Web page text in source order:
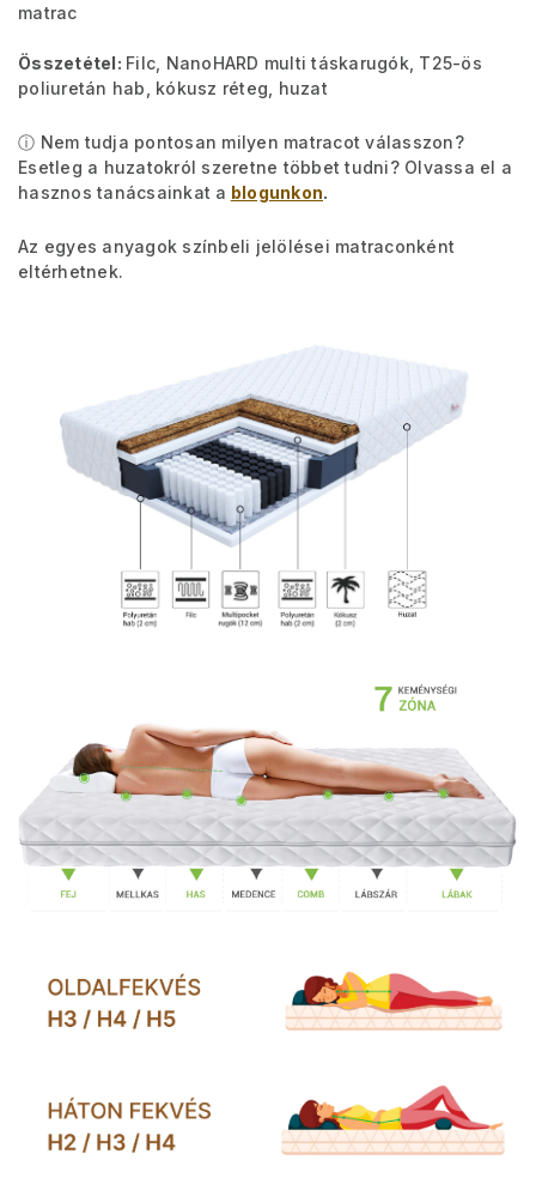
matrac
Összetétel: Filc, NanoHARD multi táskarugók, T25-ös
poliuretán hab, kókusz réteg, huzat
ⓘ Nem tudja pontosan milyen matracot válasszon?
Esetleg a huzatokról szeretne többet tudni? Olvassa el a
hasznos tanácsainkat a blogunkon.
Az egyes anyagok színbeli jelölései matraconként
eltérhetnek.